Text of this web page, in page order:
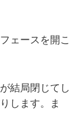
ェースを開こ
結局閉じてし
します。ま